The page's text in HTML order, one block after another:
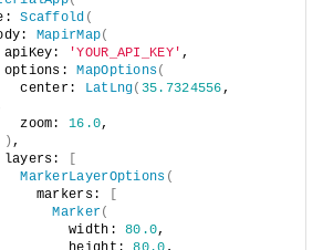
Scaffold (
MapirMap(
apiKey:
'YOUR_API_KEY' ,
options:
MapOptions(
center:
LatLng( 35.7324556
zoom:
16.0,
) ,
layers:
MarkerLayerOptions (
markers:
Marker(
width:
80.0,